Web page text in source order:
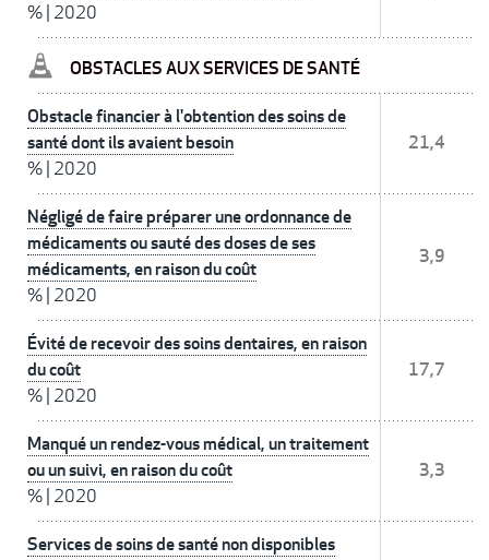
% 2020
OBSTACLES AUX SERVICES DE SANTÉ
Obstacle financier à l'obtention des soins de
santé dont ils avaient besoin
% 2020
21,4
Négligé de faire préparer une ordonnance de
médicaments ou sauté des doses de ses
médicaments, en raison du coût
% 2020
3,9
Évité de recevoir des soins dentaires, en raison
du coût
% 2020
17,7
Manqué un rendez-vous médical, un traitement
ou un suivi, en raison du coût
% 2020
3,3
Services de soins de santé non disponibles